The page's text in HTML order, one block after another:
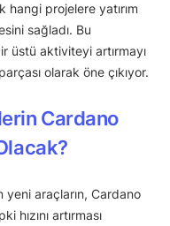
projelere yatırım
sağladı. Bu
üstü aktiviteyi artırmayı
olarak öne çıkıyor.
Cardano
yeni araçların, Cardano
artırması